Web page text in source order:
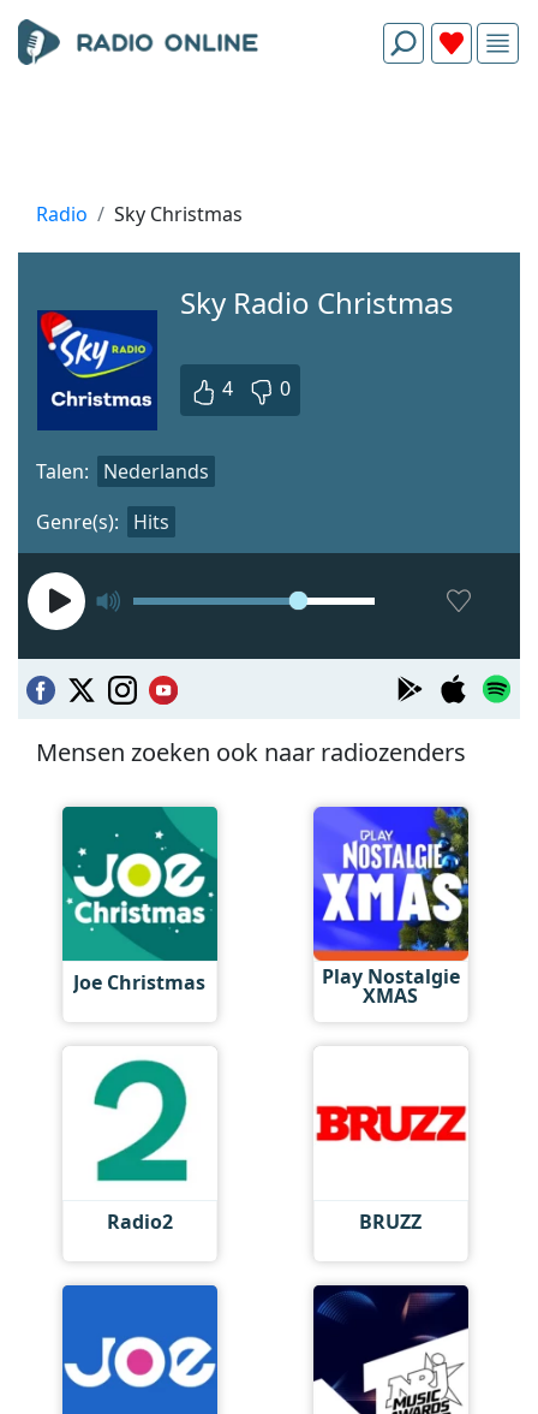
Radio Sky Christmas
Sky Radio Christmas
4 0
Genre(s): Hits
Talen: Nederlands
Mensen zoeken ook naar radiozenders
Joe Christmas Play Nostalgie
XMAS
Radio2 BRUZZ